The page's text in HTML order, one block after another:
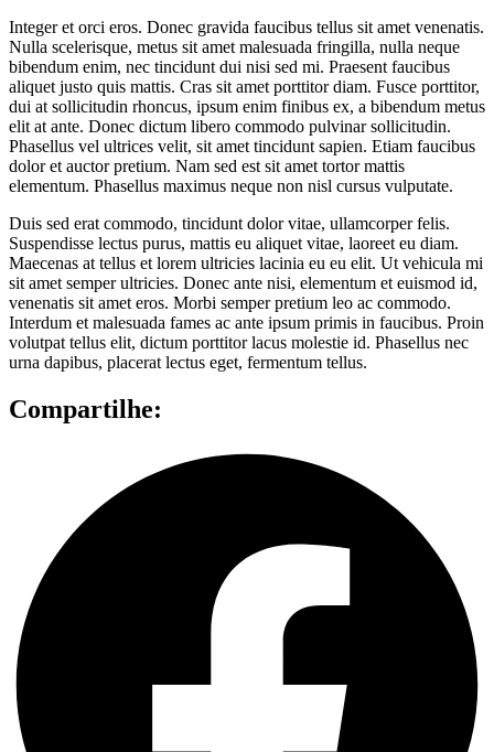
Integer et orci eros. Donec gravida faucibus tellus sit amet venenatis.
Nulla scelerisque, metus sit amet malesuada fringilla, nulla neque
bibendum enim, nec tincidunt dui nisi sed mi. Praesent faucibus
aliquet justo quis mattis. Cras sit amet porttitor diam. Fusce porttitor,
dui at sollicitudin rhoncus, ipsum enim finibus ex, a bibendum metus
elit at ante. Donec dictum libero commodo pulvinar sollicitudin.
Phasellus vel ultrices velit, sit amet tincidunt sapien. Etiam faucibus
dolor et auctor pretium. Nam sed est sit amet tortor mattis
elementum. Phasellus maximus neque non nisl cursus vulputate.
Duis sed erat commodo, tincidunt dolor vitae, ullamcorper felis.
Suspendisse lectus purus, mattis eu aliquet vitae, laoreet eu diam.
Maecenas at tellus et lorem ultricies lacinia eu eu elit. Ut vehicula mi
sit amet semper ultricies. Donec ante nisi, elementum et euismod id,
venenatis sit amet eros. Morbi semper pretium leo ac commodo.
Interdum et malesuada fames ac ante ipsum primis in faucibus. Proin
volutpat tellus elit, dictum porttitor lacus molestie id. Phasellus nec
urna dapibus, placerat lectus eget, fermentum tellus.
Compartilhe: